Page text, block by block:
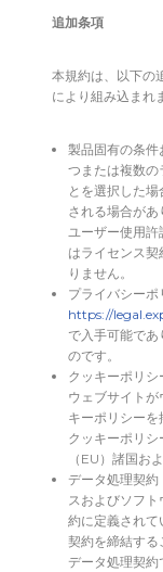
追加条項
本規約は、以下の
により組み込まれ
製品固有の条件
つまたは複数の
とを選択した
される場合が
ユーザー使用
はライセンス
りません。
プライバシー
https://
で入手可能であ
のです。
クッキーポリ
ウェブサイト
キーポリシー
クッキーポリ
（EU）諸国お
データ処理契
スおよびソフ
約に定義され
契約を締結する
データ処理契